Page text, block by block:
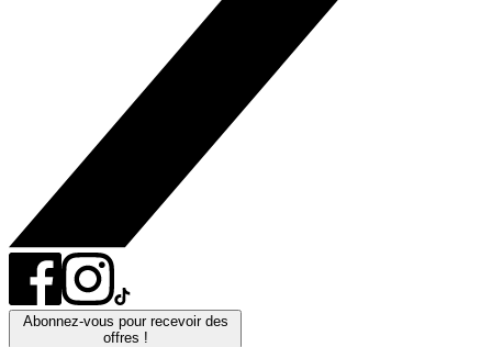
Abonnez-vous pour recevoir des
offres !